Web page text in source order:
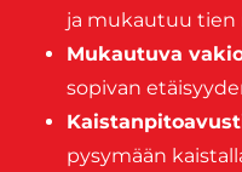
ja mukautuu tien
Mukautuva
sopivan
pysymään